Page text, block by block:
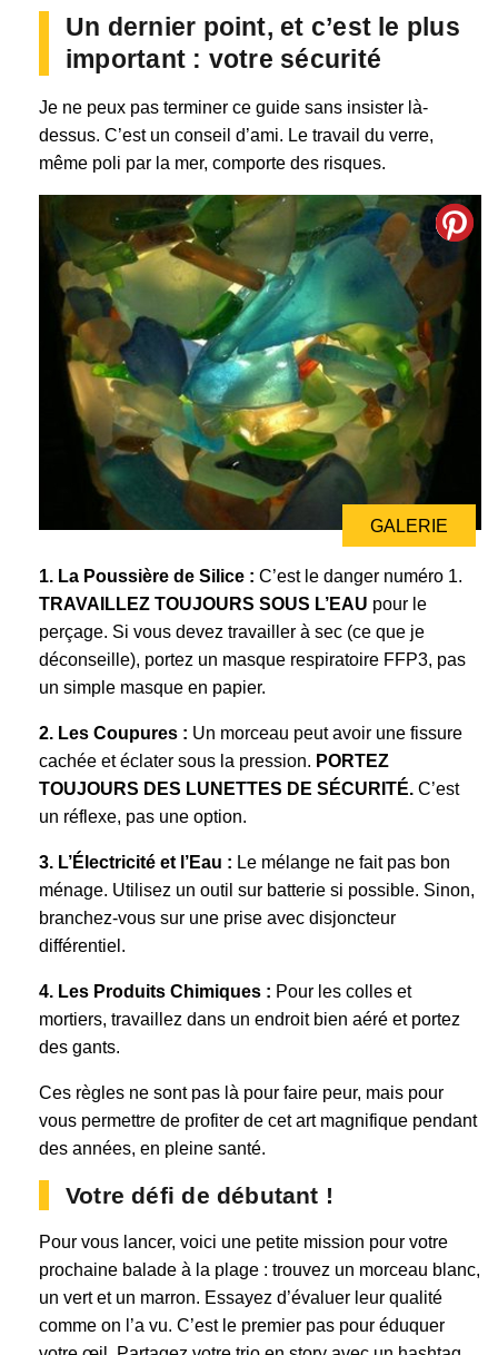
Un dernier point, et c’est le plus
important : votre sécurité
Je ne peux pas terminer ce guide sans insister là-
dessus. C’est un conseil d’ami. Le travail du verre,
même poli par la mer, comporte des risques.
GALERIE
1. La Poussière de Silice : C’est le danger numéro 1.
TRAVAILLEZ TOUJOURS SOUS L’EAU pour le
perçage. Si vous devez travailler à sec (ce que je
déconseille), portez un masque respiratoire FFP3, pas
un simple masque en papier.
2. Les Coupures : Un morceau peut avoir une fissure
cachée et éclater sous la pression. PORTEZ
TOUJOURS DES LUNETTES DE SÉCURITÉ. C’est
un réflexe, pas une option.
3. L’Électricité et l’Eau : Le mélange ne fait pas bon
ménage. Utilisez un outil sur batterie si possible. Sinon,
branchez-vous sur une prise avec disjoncteur
différentiel.
4. Les Produits Chimiques : Pour les colles et
mortiers, travaillez dans un endroit bien aéré et portez
des gants.
Ces règles ne sont pas là pour faire peur, mais pour
vous permettre de profiter de cet art magnifique pendant
des années, en pleine santé.
Votre défi de débutant !
Pour vous lancer, voici une petite mission pour votre
prochaine balade à la plage : trouvez un morceau blanc,
un vert et un marron. Essayez d’évaluer leur qualité
comme on l’a vu. C’est le premier pas pour éduquer